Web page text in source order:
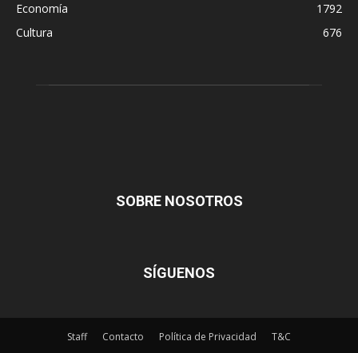
Economía
1792
Cultura
676
SOBRE NOSOTROS
SÍGUENOS
Staff Contacto Política de Privacidad T&C